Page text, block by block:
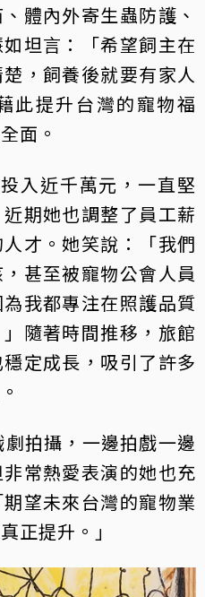
體內外寄生蟲防護、
坦言：「希望飼主在
，飼養後就要有家人
此提升台灣的寵物福
面。
入近千萬元，一直堅
期她也調整了員工薪
才。她笑說：「我們
甚至被寵物公會人員
我都專注在照護品質
隨著時間推移，旅館
定成長，吸引了許多
拍攝，一邊拍戲一邊
常熱愛表演的她也充
望未來台灣的寵物業
正提升。」